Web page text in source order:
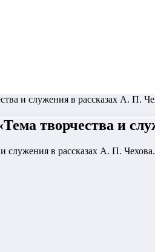
и служения в рассказах А. П.
Тема творчества и
и служения в рассказах А. П.